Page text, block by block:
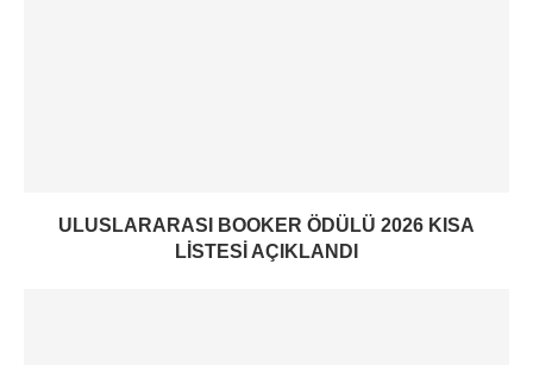
ULUSLARARASI BOOKER ÖDÜLÜ 2026 KISA
LISTESI AÇIKLANDI